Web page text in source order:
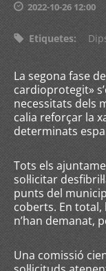
2022-10-26 12:00
Etiquetes:
La segona fase
cardioprotegit»
necessitats dels
calia reforçar la
determinats
Tots els
sol·licitar
punts del
coberts. En
n’han demanat,
Una comissió